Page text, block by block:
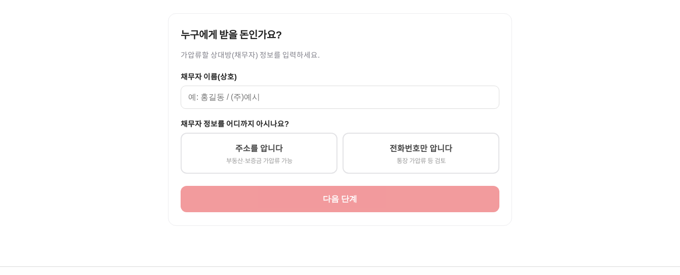
누구에게 받을 돈인가요?
가압류할 상대방(채무자) 정보를 입력하세요.
채무자 이름(상호)
채무자 정보를 어디까지 아시나요?
주소를 압니다
부동산·보증금 가압류 가능
전화번호만 압니다
통장 가압류 등 검토
다음 단계